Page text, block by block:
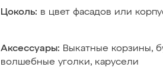
Цоколь: в цвет фасадов или
Аксессуары: Выкатные корзины,
волшебные уголки, карусели